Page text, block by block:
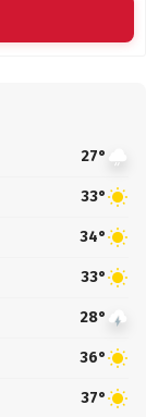
27°
33°
34°
33°
28°
36°
37°